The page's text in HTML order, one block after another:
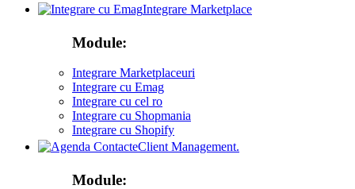
Integrare Marketplace
Module:
Integrare Marketplaceuri
Integrare cu Emag
Integrare cu cel ro
Integrare cu Shopmania
Integrare cu Shopify
Client Management.
Module: